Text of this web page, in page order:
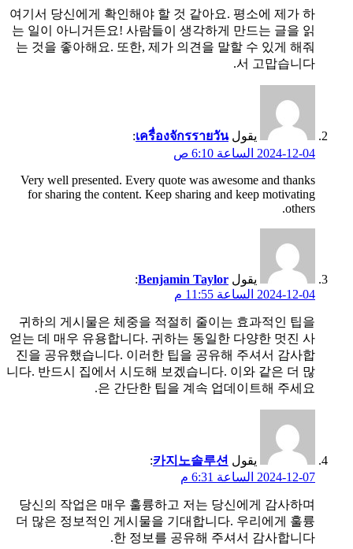
여기서 당신에게 확인해야 할 것 같아요. 평소에 제가 하
는 일이 아니거든요! 사람들이 생각하게 만드는 글을 읽
는 것을 좋아해요. 또한, 제가 의견을 말할 수 있게 해줘
서 고맙습니다.
يقول เครื่องจักรรายวัน
:
2024-12-04 الساعة 6:10 ص
Very well presented. Every quote was awesome and thanks
for sharing the content. Keep sharing and keep motivating
others.
يقول Benjamin Taylor
:
2024-12-04 الساعة 11:55 م
귀하의 게시물은 체중을 적절히 줄이는 효과적인 팁을
얻는 데 매우 유용합니다. 귀하는 동일한 다양한 멋진 사
진을 공유했습니다. 이러한 팁을 공유해 주셔서 감사합
니다. 반드시 집에서 시도해 보겠습니다. 이와 같은 더 많
은 간단한 팁을 계속 업데이트해 주세요.
يقول 카지노솔루션
:
2024-12-07 الساعة 6:31 م
당신의 작업은 매우 훌륭하고 저는 당신에게 감사하며
더 많은 정보적인 게시물을 기대합니다. 우리에게 훌륭
한 정보를 공유해 주셔서 감사합니다.